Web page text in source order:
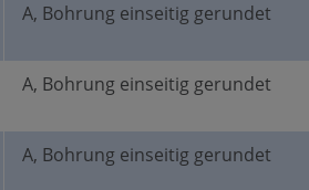
A, Bohrung einseitig gerundet
A, Bohrung einseitig gerundet
A, Bohrung einseitig gerundet